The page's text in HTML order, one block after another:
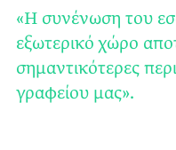
«Η συνένωση του
εξωτερικό χώρο
σημαντικότερες
γραφείου μας».